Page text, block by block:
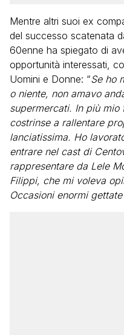
Mentre altri suoi ex
del successo scatenata
60enne ha spiegato di
opportunità interessati,
Uomini e Donne: “Se ho
o niente, non amavo
supermercati. In più
costrinse a rallentare
lanciatissima. Ho
entrare nel cast di
rappresentare da Lele
Filippi, che mi voleva
Occasioni enormi